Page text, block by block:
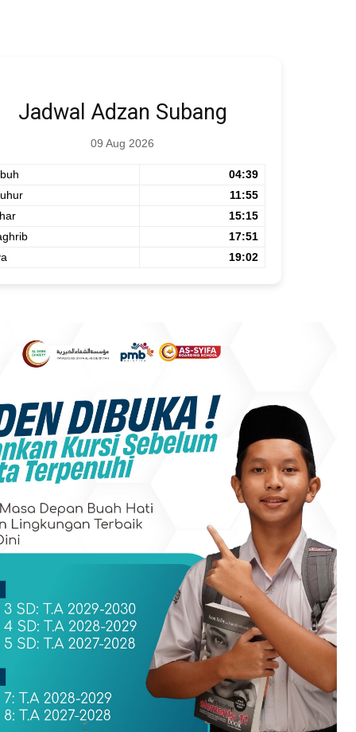
Jadwal Adzan Subang
09 Aug 2026
04:39
11:55
15:15
17:51
19:02